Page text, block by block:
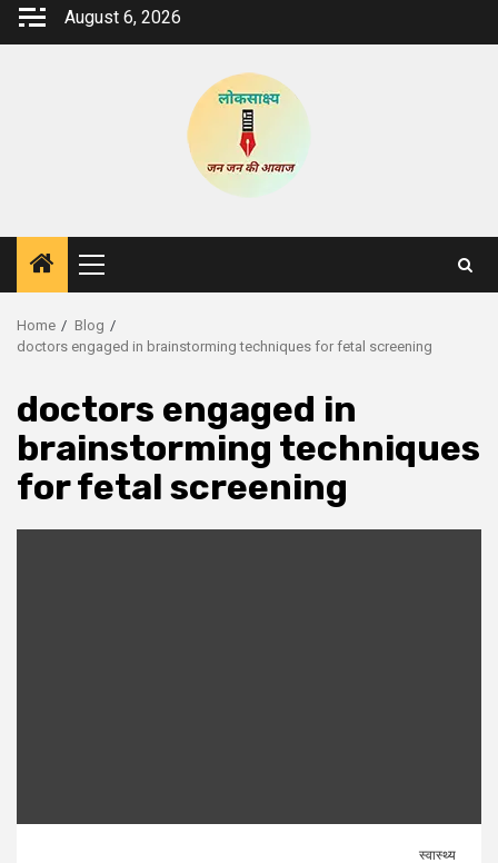
Skip
August 6, 2026
Primary
Menu
Home
Blog
doctors engaged in brainstorming techniques for fetal screening
doctors engaged in
brainstorming techniques
for fetal screening
स्वास्थ्य